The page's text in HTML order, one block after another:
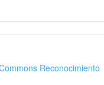
Reconocimiento